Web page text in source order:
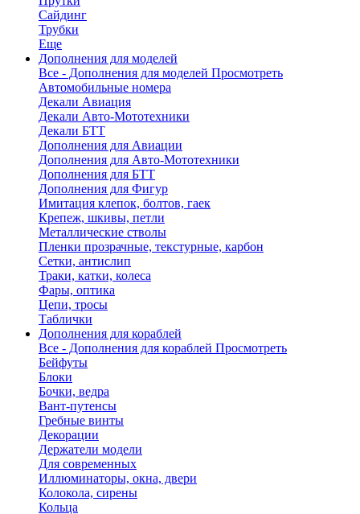
Сайдинг
Трубки
Еще
Дополнения для моделей
Все - Дополнения для моделей Просмотреть
Автомобильные номера
Декали Авиация
Декали Авто-Мототехники
Декали БТТ
Дополнения для Авиации
Дополнения для Авто-Мототехники
Дополнения для БТТ
Дополнения для Фигур
Имитация клепок, болтов, гаек
Крепеж, шкивы, петли
Металлические стволы
Пленки прозрачные, текстурные, карбон
Сетки, антислип
Траки, катки, колеса
Фары, оптика
Цепи, тросы
Таблички
Дополнения для кораблей
Все - Дополнения для кораблей Просмотреть
Бейфуты
Блоки
Бочки, ведра
Вант-путенсы
Гребные винты
Декорации
Держатели модели
Для современных
Иллюминаторы, окна, двери
Колокола, сирены
Кольца